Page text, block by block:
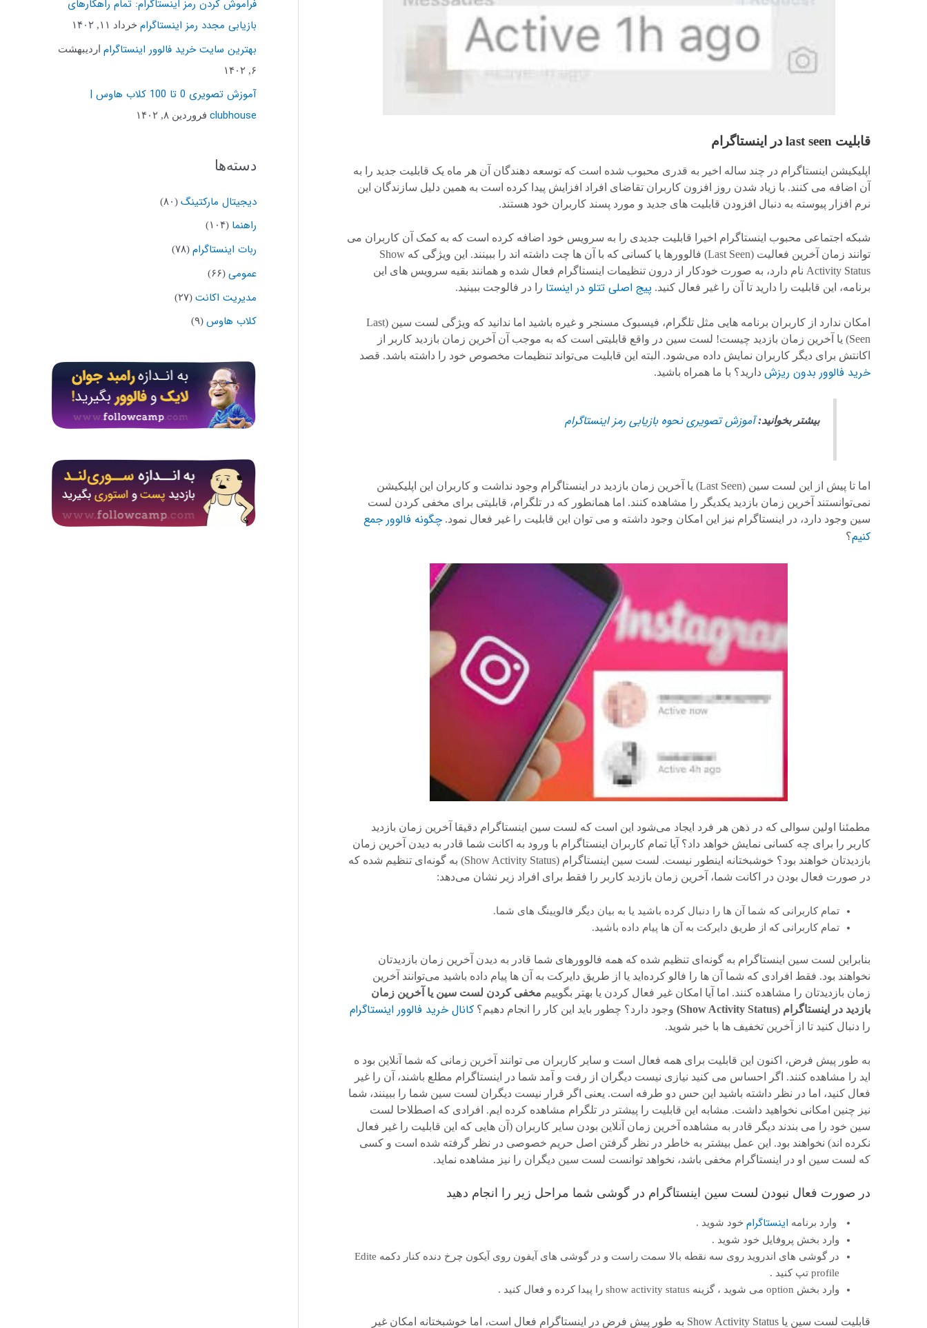
قابلیت last seen در اینستاگرام
اپلیکیشن اینستاگرام در چند ساله اخیر به قدری محبوب شده است که توسعه دهندگان آن هر ماه یک قابلیت جدید را به
آن اضافه می کنند. با زیاد شدن روز افزون کاربران تقاضای افراد افزایش پیدا کرده است به همین دلیل سازندگان این
نرم افزار پیوسته به دنبال افزودن قابلیت های جدید و مورد پسند کاربران خود هستند.
شبکه اجتماعی محبوب اینستاگرام اخیرا قابلیت جدیدی را به سرویس خود اضافه کرده است که به کمک آن کاربران می
توانند زمان آخرین فعالیت (Last Seen) فالوورها یا کسانی که با آن ها چت داشته اند را ببینند. این ویژگی که Show
Activity Status نام دارد، به صورت خودکار از درون تنظیمات اینستاگرام فعال شده و همانند بقیه سرویس های این
برنامه، این قابلیت را دارید تا آن را غیر فعال کنید. پیج اصلی تتلو در اینستا را در فالوجت ببینید.
امکان ندارد از کاربران برنامه هایی مثل تلگرام، فیسبوک مسنجر و غیره باشید اما ندانید که ویژگی لست سین (Last
Seen) یا آخرین زمان بازدید چیست! لست سین در واقع قابلیتی است که به موجب آن آخرین زمان بازدید کاربر از
اکانتش برای دیگر کاربران نمایش داده می‌شود. البته این قابلیت می‌تواند تنظیمات مخصوص خود را داشته باشد. قصد
خرید فالوور بدون ریزش دارید؟ با ما همراه باشید.
بیشتر بخوانید: آموزش تصویری نحوه بازیابی رمز اینستاگرام
اما تا پیش از این لست سین (Last Seen) یا آخرین زمان بازدید در اینستاگرام وجود نداشت و کاربران این اپلیکیشن
نمی‌توانستند آخرین زمان بازدید یکدیگر را مشاهده کنند. اما همانطور که در تلگرام، قابلیتی برای مخفی کردن لست
سین وجود دارد، در اینستاگرام نیز این امکان وجود داشته و می توان این قابلیت را غیر فعال نمود. چگونه فالوور جمع
کنیم؟
مطمئنا اولین سوالی که در ذهن هر فرد ایجاد می‌شود این است که لست سین اینستاگرام دقیقا آخرین زمان بازدید
کاربر را برای چه کسانی نمایش خواهد داد؟ آیا تمام کاربران اینستاگرام با ورود به اکانت شما قادر به دیدن آخرین زمان
بازدیدتان خواهند بود؟ خوشبختانه اینطور نیست. لست سین اینستاگرام (Show Activity Status) به گونه‌ای تنظیم شده که
در صورت فعال بودن در اکانت شما، آخرین زمان بازدید کاربر را فقط برای افراد زیر نشان می‌دهد:
تمام کاربرانی که شما آن ها را دنبال کرده باشید یا به بیان دیگر فالویینگ های شما.
تمام کاربرانی که از طریق دایرکت به آن ها پیام داده باشید.
بنابراین لست سین اینستاگرام به گونه‌ای تنظیم شده که همه فالوورهای شما قادر به دیدن آخرین زمان بازدیدتان
نخواهند بود. فقط افرادی که شما آن ها را فالو کرده‌اید یا از طریق دایرکت به آن ها پیام داده باشید می‌توانند آخرین
زمان بازدیدتان را مشاهده کنند. اما آیا امکان غیر فعال کردن یا بهتر بگوییم مخفی کردن لست سین یا آخرین زمان
بازدید در اینستاگرام (Show Activity Status)
وجود دارد؟ چطور باید این کار را انجام دهیم؟ کانال خرید فالوور اینستاگرام
را دنبال کنید تا از آخرین تخفیف ها با خبر شوید.
به طور پیش فرض، اکنون این قابلیت برای همه فعال است و سایر کاربران می توانند آخرین زمانی که شما آنلاین بود ه
اید را مشاهده کنند. اگر احساس می کنید نیازی نیست دیگران از رفت و آمد شما در اینستاگرام مطلع باشند، آن را غیر
فعال کنید، اما در نظر داشته باشید این حس دو طرفه است. یعنی اگر قرار نیست دیگران لست سین شما را ببینند، شما
نیز چنین امکانی نخواهید داشت. مشابه این قابلیت را پیشتر در تلگرام مشاهده کرده ایم. افرادی که اصطلاحا لست
سین خود را می بندند دیگر قادر به مشاهده آخرین زمان آنلاین بودن سایر کاربران (آن هایی که این قابلیت را غیر فعال
نکرده اند) نخواهند بود. این عمل بیشتر به خاطر در نظر گرفتن اصل حریم خصوصی در نظر گرفته شده است و کسی
که لست سین او در اینستاگرام مخفی باشد، نخواهد توانست لست سین دیگران را نیز مشاهده نماید.
در صورت فعال نبودن لست سین اینستاگرام در گوشی شما مراحل زیر را انجام دهید
وارد برنامه اینستاگرام خود شوید .
وارد بخش پروفایل خود شوید .
در گوشی های اندروید روی سه نقطه بالا سمت راست و در گوشی های آیفون روی آیکون چرخ دنده کنار دکمه Edite
profile تپ کنید .
وارد بخش option می شوید ، گزینه show activity status را پیدا کرده و فعال کنید .
قابلیت لست سین یا Show Activity Status به طور پیش فرض در اینستاگرام فعال است، اما خوشبختانه امکان غیر
ا
ی
:
فراموش کردن رمز اینستاگرام: تمام راهکارهای
بازیابی مجدد رمز اینستاگرام خرداد ۱۱, ۱۴۰۲
بهترین سایت خرید فالوور اینستاگرام اردیبهشت
۶, ۱۴۰۲
آموزش تصویری 0 تا 100 کلاب هاوس |
clubhouse فروردین ۸, ۱۴۰۲
دسته‌ها
دیجیتال مارکتینگ (۸۰)
راهنما (۱۰۴)
ربات اینستاگرام (۷۸)
عمومی (۶۶)
مدیریت اکانت (۲۷)
کلاب هاوس (۹)